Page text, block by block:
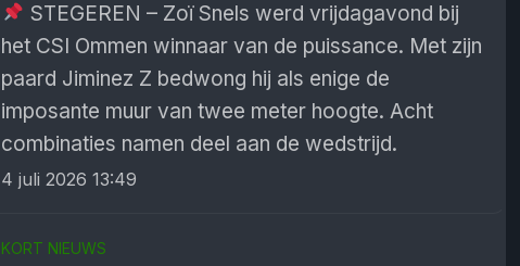
STEGEREN – Zoï Snels werd vrijdagavond bij
het CSI Ommen winnaar van de puissance. Met zijn
paard Jiminez Z bedwong hij als enige de
imposante muur van twee meter hoogte. Acht
combinaties namen deel aan de wedstrijd.
4 juli 2026 13:49
KORT NIEUWS